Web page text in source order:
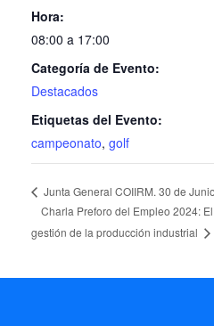
Hora:
08:00 a 17:00
Categoría de Evento:
Destacados
Etiquetas del Evento:
campeonato, golf
Junta General COIIRM. 30 de
Charla Preforo del Empleo 2024:
gestión de la producción industrial